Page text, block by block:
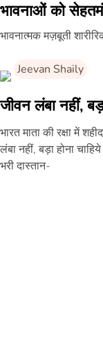
भावनाओं को
भावनात्मक मज़बूती
Jeevan Shaily
जीवन लंबा नहीं,
भारत माता की रक्षा में
लंबा नहीं, बड़ा होना
भरी दास्तान-